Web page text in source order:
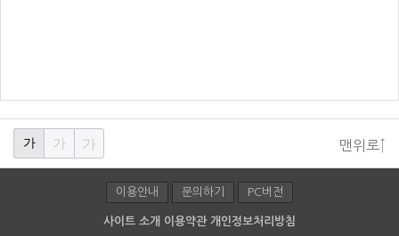
맨위로↑
가 가 가
이용안내 문의하기 PC버전
사이트 소개 이용약관 개인정보처리방침